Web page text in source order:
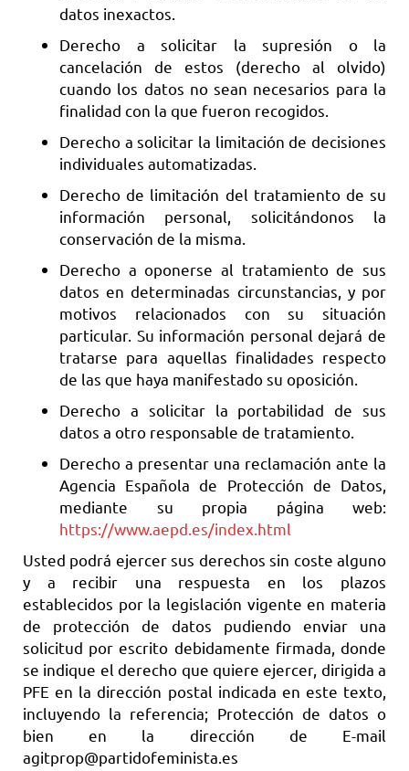
datos inexactos.
Derecho a solicitar la supresión o la
cancelación de estos (derecho al olvido)
cuando los datos no sean necesarios para la
finalidad con la que fueron recogidos.
Derecho a solicitar la limitación de decisiones
individuales automatizadas.
Derecho de limitación del tratamiento de su
información personal, solicitándonos la
conservación de la misma.
Derecho a oponerse al tratamiento de sus
datos en determinadas circunstancias, y por
motivos relacionados con su situación
particular. Su información personal dejará de
tratarse para aquellas finalidades respecto
de las que haya manifestado su oposición.
Derecho a solicitar la portabilidad de sus
datos a otro responsable de tratamiento.
Derecho a presentar una reclamación ante la
Agencia Española de Protección de Datos,
mediante su propia página web:
https://www.aepd.es/index.html
Usted podrá ejercer sus derechos sin coste alguno
y a recibir una respuesta en los plazos
establecidos por la legislación vigente en materia
de protección de datos pudiendo enviar una
solicitud por escrito debidamente firmada, donde
se indique el derecho que quiere ejercer, dirigida a
PFE en la dirección postal indicada en este texto,
incluyendo la referencia; Protección de datos o
bien en la dirección de E-mail
agitprop@partidofeminista.es